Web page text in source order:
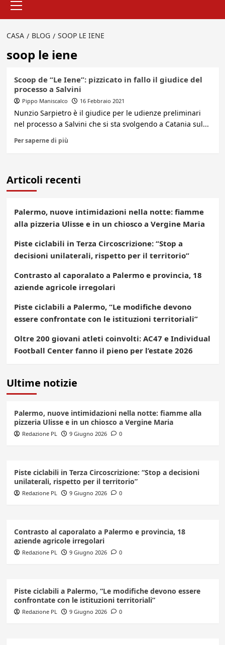
principale
CASA BLOG SOOP LE IENE
soop le iene
Scoop de “Le Iene”: pizzicato in fallo il giudice del
processo a Salvini
Pippo Maniscalco 16 Febbraio 2021
Nunzio Sarpietro è il giudice per le udienze preliminari
nel processo a Salvini che si sta svolgendo a Catania sul...
Per saperne di più
Articoli recenti
Palermo, nuove intimidazioni nella notte: fiamme
alla pizzeria Ulisse e in un chiosco a Vergine Maria
Piste ciclabili in Terza Circoscrizione: “Stop a
decisioni unilaterali, rispetto per il territorio”
Contrasto al caporalato a Palermo e provincia, 18
aziende agricole irregolari
Piste ciclabili a Palermo, “Le modifiche devono
essere confrontate con le istituzioni territoriali”
Oltre 200 giovani atleti coinvolti: AC47 e Individual
Football Center fanno il pieno per l’estate 2026
Ultime notizie
Palermo, nuove intimidazioni nella notte: fiamme alla
pizzeria Ulisse e in un chiosco a Vergine Maria
Redazione PL 9 Giugno 2026 0
Piste ciclabili in Terza Circoscrizione: “Stop a decisioni
unilaterali, rispetto per il territorio”
Redazione PL 9 Giugno 2026 0
Contrasto al caporalato a Palermo e provincia, 18
aziende agricole irregolari
Redazione PL 9 Giugno 2026 0
Piste ciclabili a Palermo, “Le modifiche devono essere
confrontate con le istituzioni territoriali”
Redazione PL 9 Giugno 2026 0